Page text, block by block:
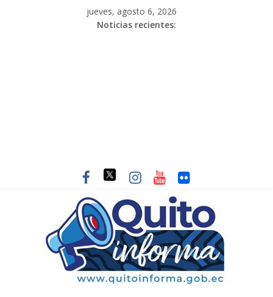
jueves, agosto 6, 2026
Noticias recientes: